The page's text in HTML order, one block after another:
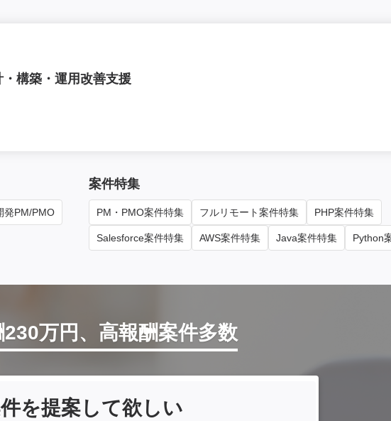
・構築・運用改善支援
発PM/PMO
案件特集
PM・PMO案件特集 フルリモート案件特集 PHP案件特集
Salesforce案件特集 AWS案件特集 Java案件特集 Python
万円、高報酬案件多数
を提案して欲しい